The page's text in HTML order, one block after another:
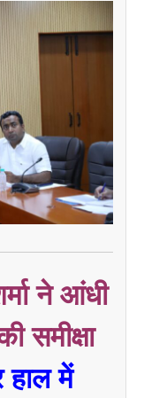
ने आंधी
समीक्षा
हाल में